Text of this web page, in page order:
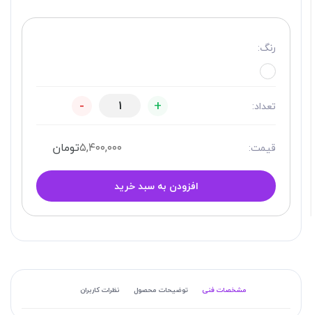
رنگ:
تعداد: +
-
قیمت: ۵,۴۰۰,۰۰۰تومان
افزودن به سبد خرید
مشخصات فنی توضیحات محصول نظرات کاربران